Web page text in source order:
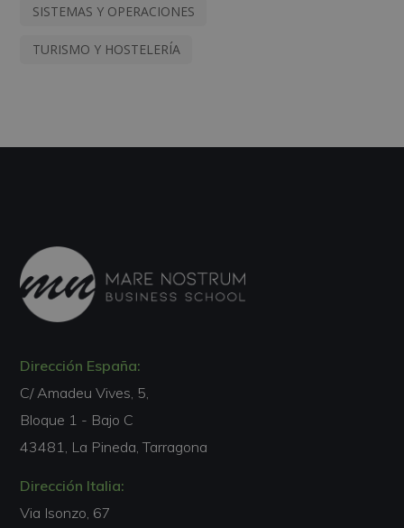
SISTEMAS Y OPERACIONES
TURISMO Y HOSTELERÍA
Dirección España:
C/ Amadeu Vives, 5,
Bloque 1 - Bajo C
43481, La Pineda, Tarragona
Dirección Italia:
Via Isonzo, 67